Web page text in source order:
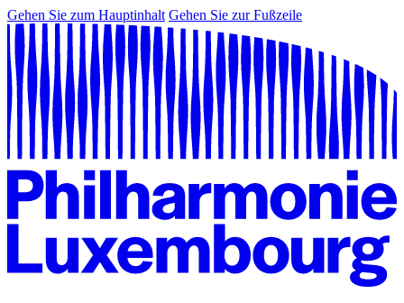
Gehen Sie zum Hauptinhalt Gehen Sie zur Fußzeile